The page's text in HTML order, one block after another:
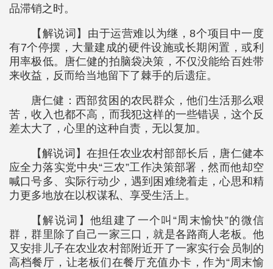
品滞销之时。
【解说词】由于运营难以为继，8个项目中一度
有7个停摆，大量建成的硬件设施或长期闲置，或利
用率极低。唐仁健的拍脑袋决策，不仅没能给百姓带
来收益，反而给当地留下了棘手的后遗症。
唐仁健：西部贫困的农民群众，他们生活那么艰
苦，收入也都不高，而我犯这样的一些错误，这个反
差太大了，心里的这种自责，无以复加。
【解说词】在担任农业农村部部长后，唐仁健本
应全力落实党中央“三农”工作决策部署，然而他却空
喊口号多、实际行动少，遇到困难绕着走，心思和精
力更多地放在以权谋私、享受生活上。
【解说词】他组建了一个叫“周末愉快”的微信
群，群里除了自己一家三口，就是各路商人老板。他
又安排儿子在农业农村部附近开了一家实行会员制的
高档餐厅，让老板们在餐厅充值办卡，作为“周末愉